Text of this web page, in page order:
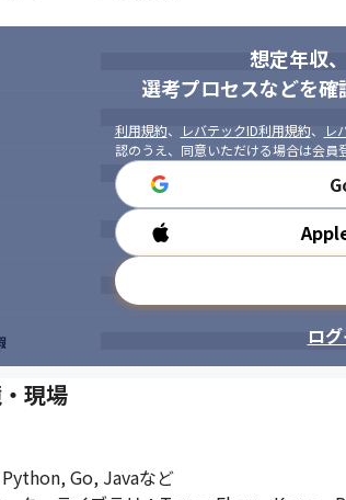
想定年収
選考プロセスなどを
利用規約、 レバテックID利用規約、 レ
認のうえ、同意いただける場合は会員
ロ
現場
Go, Javaなど